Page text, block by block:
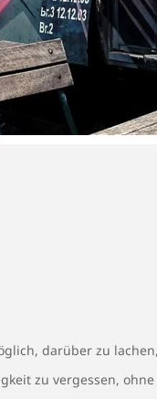
darüber zu
zu vergessen,